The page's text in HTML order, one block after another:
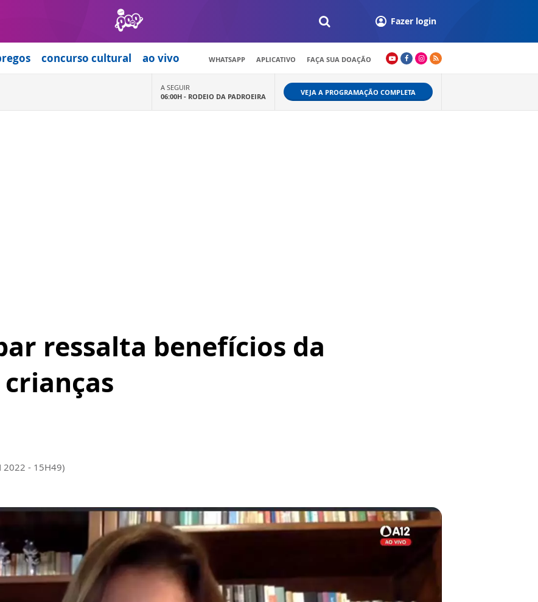
Fazer login
concurso cultural ao vivo WHATSAPP APLICATIVO FAÇA SUA DOAÇÃO
A SEGUIR
06:00H - RODEIO DA PADROEIRA VEJA A PROGRAMAÇÃO COMPLETA
ressalta benefícios da
2022 - 15H49)